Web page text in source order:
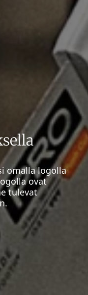
omalla logolla
ovat
tulevat